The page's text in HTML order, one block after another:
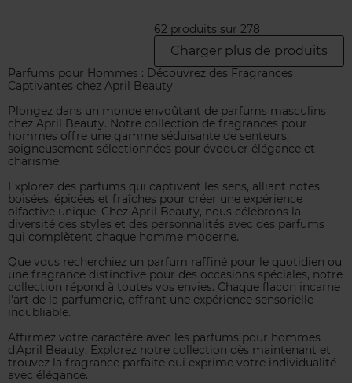
62 produits sur 278
Charger plus de produits
Parfums pour Hommes : Découvrez des Fragrances
Captivantes chez April Beauty
Plongez dans un monde envoûtant de parfums masculins
chez April Beauty. Notre collection de fragrances pour
hommes offre une gamme séduisante de senteurs,
soigneusement sélectionnées pour évoquer élégance et
charisme.
Explorez des parfums qui captivent les sens, alliant notes
boisées, épicées et fraîches pour créer une expérience
olfactive unique. Chez April Beauty, nous célébrons la
diversité des styles et des personnalités avec des parfums
qui complètent chaque homme moderne.
Que vous recherchiez un parfum raffiné pour le quotidien ou
une fragrance distinctive pour des occasions spéciales, notre
collection répond à toutes vos envies. Chaque flacon incarne
l'art de la parfumerie, offrant une expérience sensorielle
inoubliable.
Affirmez votre caractère avec les parfums pour hommes
d'April Beauty. Explorez notre collection dès maintenant et
trouvez la fragrance parfaite qui exprime votre individualité
avec élégance.